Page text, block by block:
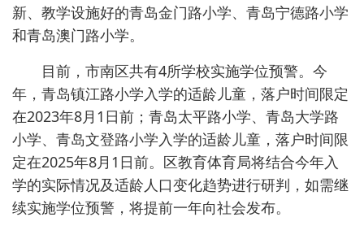
新、教学设施好的青岛金门路小学、青岛宁德路小学
和青岛澳门路小学。
目前，市南区共有4所学校实施学位预警。今
年，青岛镇江路小学入学的适龄儿童，落户时间限定
在2023年8月1日前；青岛太平路小学、青岛大学路
小学、青岛文登路小学入学的适龄儿童，落户时间限
定在2025年8月1日前。区教育体育局将结合今年入
学的实际情况及适龄人口变化趋势进行研判，如需继
续实施学位预警，将提前一年向社会发布。